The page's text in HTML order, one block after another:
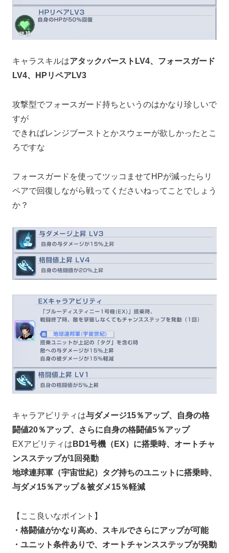
キャラスキルはアタックバーストLV4、フォースガード
LV4、HPリペアLV3
攻撃型でフォースガード持ちというのはかなり珍しいで
すが
できればレンジブーストとかスウェーが欲しかったとこ
ろですな
フォースガードを使ってツッコませてHPが減ったらリ
ペアで回復しながら戦ってくださいねってことでしょう
か？
キャラアビリティは与ダメージ15％アップ、自身の格
闘値20％アップ、さらに自身の格闘値5％アップ
EXアビリティは BD1号機（EX）に搭乗時、オートチャ
ンスステップが1回発動
地球連邦軍（宇宙世紀）タグ持ちのユニットに搭乗時、
与ダメ15％アップ＆被ダメ15％軽減
【ここ良いなポイント】
・格闘値がかなり高め、スキルでさらにアップが可能
・ユニット条件ありで、オートチャンスステップが発動